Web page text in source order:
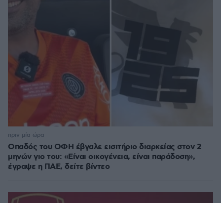
Οπαδός του ΟΦΗ έβγαλε εισιτήριο διαρκείας στον 2
μηνών γιο του: «Είναι οικογένεια, είναι παράδοση»,
έγραψε η ΠΑΕ, δείτε βίντεο
πριν μία ώρα